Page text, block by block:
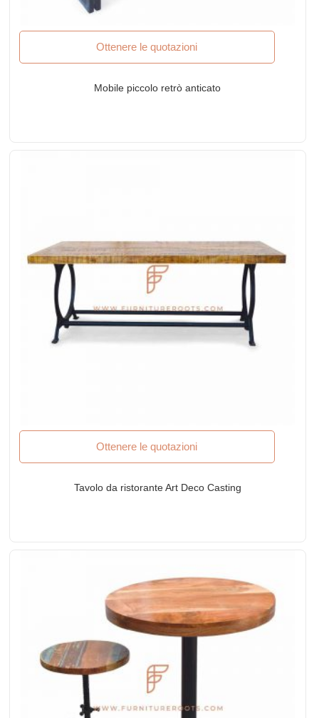
Ottenere le quotazioni
Mobile piccolo retrò anticato
Ottenere le quotazioni
Tavolo da ristorante Art Deco Casting